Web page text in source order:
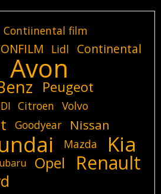
Contiinental film
Lidl
Continental
Avon
Peugeot
Citroen Volvo
Goodyear Nissan
Mazda Kia
Opel Renault